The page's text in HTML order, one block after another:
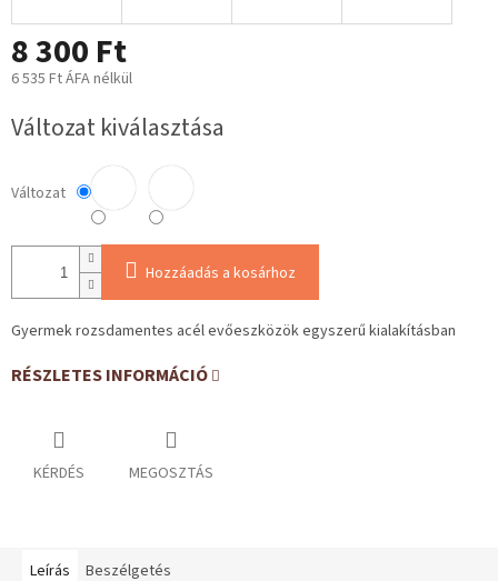
8 300 Ft
6 535 Ft ÁFA nélkül
Változat kiválasztása
Változat
Hozzáadás a kosárhoz
Gyermek rozsdamentes acél evőeszközök egyszerű kialakításban
RÉSZLETES INFORMÁCIÓ
KÉRDÉS MEGOSZTÁS
Leírás Beszélgetés